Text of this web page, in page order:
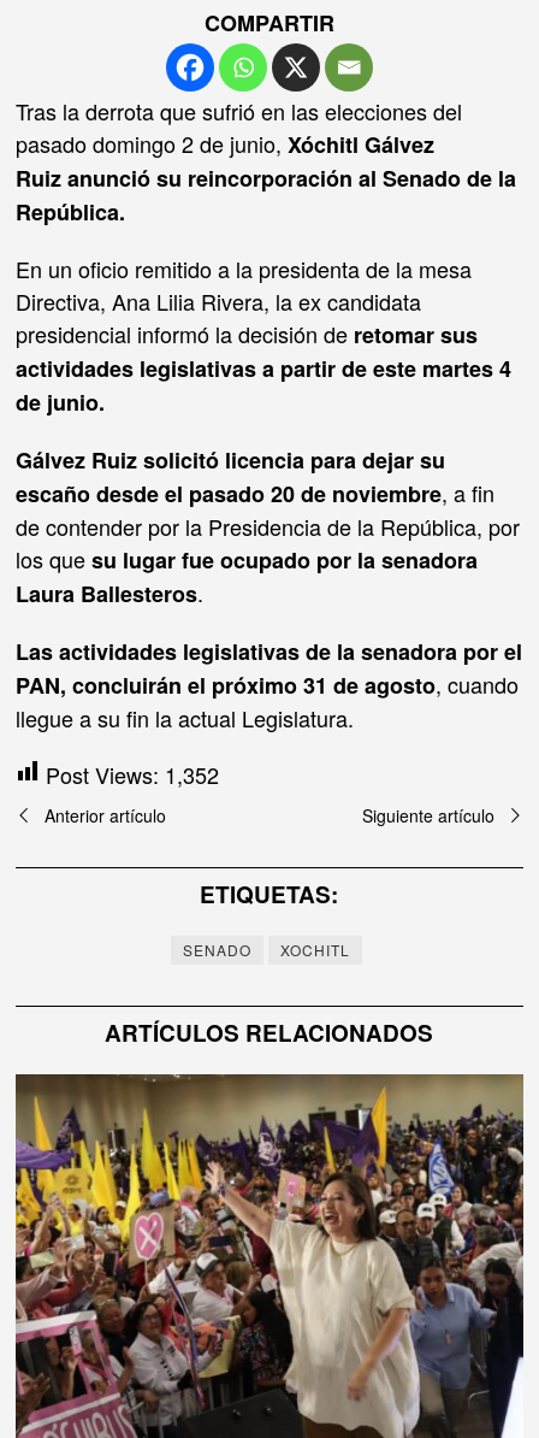
COMPARTIR
Tras la derrota que sufrió en las elecciones del
pasado domingo 2 de junio,Xóchitl Gálvez
Ruiz anunció su reincorporación al Senado de la
República.
En un oficio remitido a la presidenta de la mesa
Directiva, Ana Lilia Rivera, la ex candidata
presidencial informó la decisión de retomar sus
actividades legislativas a partir de este martes 4
de junio.
Gálvez Ruiz solicitó licencia para dejar su
escaño desde el pasado 20 de noviembre, a fin
de contender por la Presidencia de la República, por
los quesu lugar fue ocupado por la senadora
Laura Ballesteros.
Las actividades legislativas de la senadora por el
PAN, concluirán el próximo 31 de agosto, cuando
llegue a su fin la actual Legislatura.
Post Views: 1,352
Navegación
de
Anterior artículo Siguiente artículo
ETIQUETAS:
SENADO XOCHITL
ARTÍCULOS RELACIONADOS